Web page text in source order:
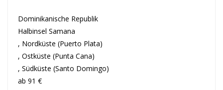
Dominikanische Republik
Halbinsel Samana
, Nordküste (Puerto Plata)
, Ostküste (Punta Cana)
, Südküste (Santo Domingo)
ab 91 €